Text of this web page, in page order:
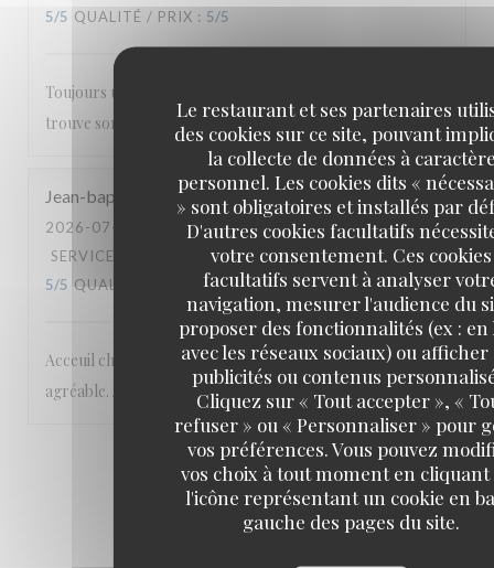
Le restaurant et ses partenaires
des cookies sur ce site, pouvant
la collecte de données à
personnel. Les cookies dits «
» sont obligatoires et installés par
D'autres cookies facultatifs
votre consentement. Ces cookies
facultatifs servent à analyser
navigation, mesurer l'audience du
proposer des fonctionnalités (ex : en
avec les réseaux sociaux) ou afficher
publicités ou contenus
Cliquez sur « Tout accepter », «
refuser » ou « Personnaliser » pour
vos préférences. Vous pouvez
vos choix à tout moment en
l'icône représentant un cookie en
gauche des pages du site.
5/5 QUALITÉ / PRIX : 5/5
Toujours un bon accueil et une carte où tout le monde
trouve son bonheur.
Jean-baptiste
2026-07-17
- 20:00 - COUVERTS 2
SERVICE
AMBIANCE: 5/5 CUISINE:
5/5 QUALITÉ / PRIX 5/5
Acceuil chaleureux et excellentes prestations. Cadre
agréable. A recommander
1 2 3